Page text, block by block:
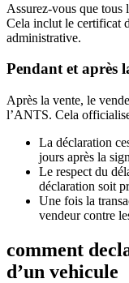
Assurez-vous que tous
Cela inclut le certificat
administrative.
Pendant et après
Après la vente, le
l’ANTS. Cela
La déclaration
jours après la
Le respect du
déclaration soit
Une fois la
vendeur contre
comment
d’un vehicule